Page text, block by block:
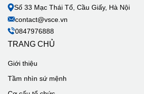
Số 33 Mạc Thái Tổ, Cầu Giấy, Hà Nội
contact@vsce.vn
0847976888
TRANG CHỦ
Giới thiệu
Tầm nhìn sứ mệnh